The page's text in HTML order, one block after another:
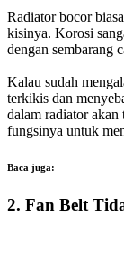
Radiator bocor
kisinya. Korosi
dengan sembarang
Kalau sudah
terkikis dan
dalam radiator akan
fungsinya untuk
Baca juga:
2. Fan Belt